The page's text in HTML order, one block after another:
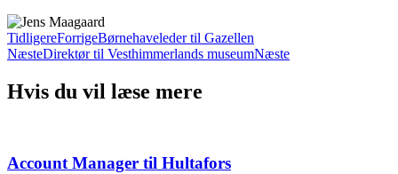
TidligereForrigeBørnehaveleder til Gazellen
NæsteDirektør til Vesthimmerlands museumNæste
Hvis du vil læse mere
Account Manager til Hultafors